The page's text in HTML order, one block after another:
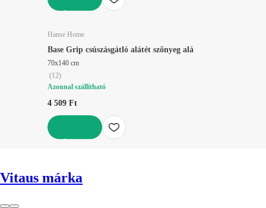
Hanse Home
Base Grip csúszásgátló alátét szőnyeg alá
70x140 cm
(12)
Azonnal szállítható
4 509 Ft
Vitaus márka